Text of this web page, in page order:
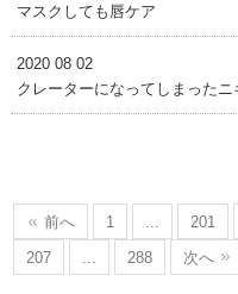
マスクしても唇ケア
2020 08 02
クレーターになってしまった
前へ 1 201
207
288 次へ